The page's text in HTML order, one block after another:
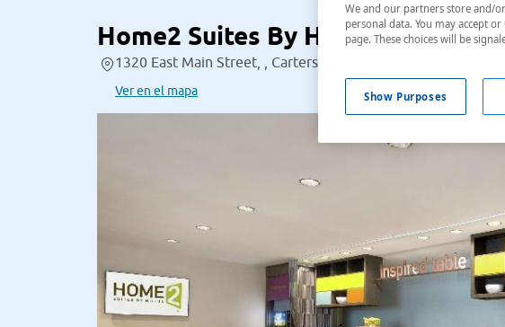
Home2 Suites By Hilton
1320 East Main Street, , Cartersville, Georgia, Estados Unidos
Ver en el mapa
We and our partners store and/
personal data. You may accept
page. These choices will be
Show Purposes